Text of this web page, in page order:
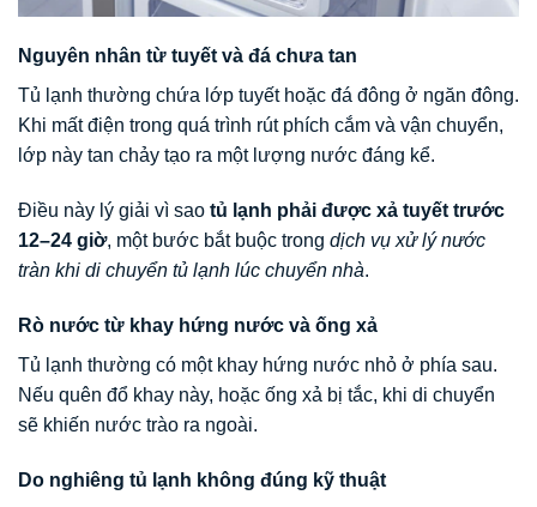
Nguyên nhân từ tuyết và đá chưa tan
Tủ lạnh thường chứa lớp tuyết hoặc đá đông ở ngăn đông.
Khi mất điện trong quá trình rút phích cắm và vận chuyển,
lớp này tan chảy tạo ra một lượng nước đáng kể.
Điều này lý giải vì sao tủ lạnh phải được xả tuyết trước
12–24 giờ, một bước bắt buộc trong dịch vụ xử lý nước
tràn khi di chuyển tủ lạnh lúc chuyển nhà.
Rò nước từ khay hứng nước và ống xả
Tủ lạnh thường có một khay hứng nước nhỏ ở phía sau.
Nếu quên đổ khay này, hoặc ống xả bị tắc, khi di chuyển
sẽ khiến nước trào ra ngoài.
Do nghiêng tủ lạnh không đúng kỹ thuật